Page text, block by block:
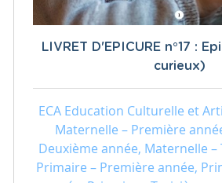
LIVRET D'EPICURE n°17 :
curieux)
ECA Education Culturelle et
Maternelle – Première
Deuxième année, Maternelle –
Primaire – Première année,